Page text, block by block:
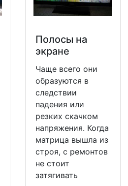
Полосы на
экране
Чаще всего они
образуются в
следствии
падения или
резких скачком
напряжения. Когда
матрица вышла из
строя, с ремонтов
не стоит
затягивать